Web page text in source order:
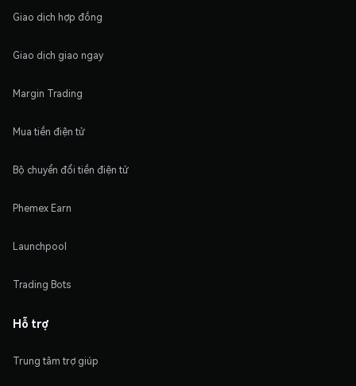
Giao dịch hợp đồng
Giao dịch giao ngay
Margin Trading
Mua tiền điện tử
Bộ chuyển đổi tiền điện tử
Phemex Earn
Launchpool
Trading Bots
Hỗ trợ
Trung tâm trợ giúp